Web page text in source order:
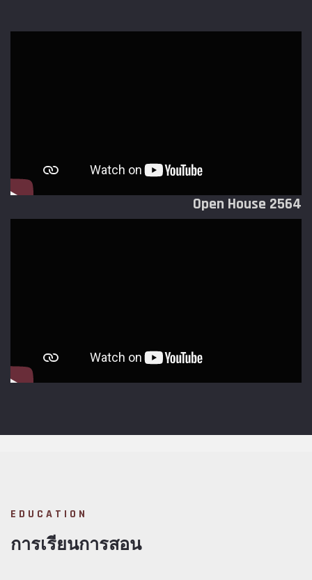
Open House 2564
EDUCATION
การเรียนการสอน